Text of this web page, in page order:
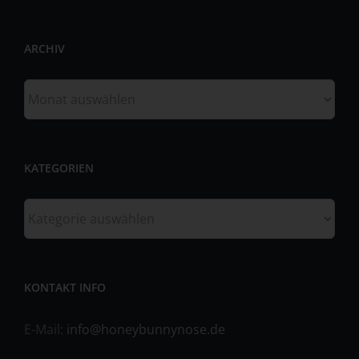
ARCHIV
KATEGORIEN
KONTAKT INFO
E-Mail: info@honeybunnynose.de
eine betroffene Person dieses Bestätigungsrecht in
betroffene Person hat das vom Europäischen Richtlinien-
Richtlinien- und Verordnungsgeber der betroffenen
die Verarbeitungszwecke